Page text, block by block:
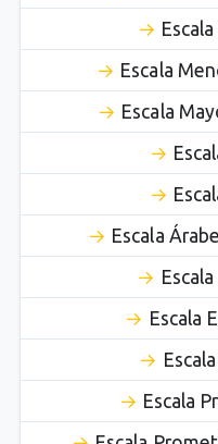
Escala
Escala
Escala
Escala
Escala